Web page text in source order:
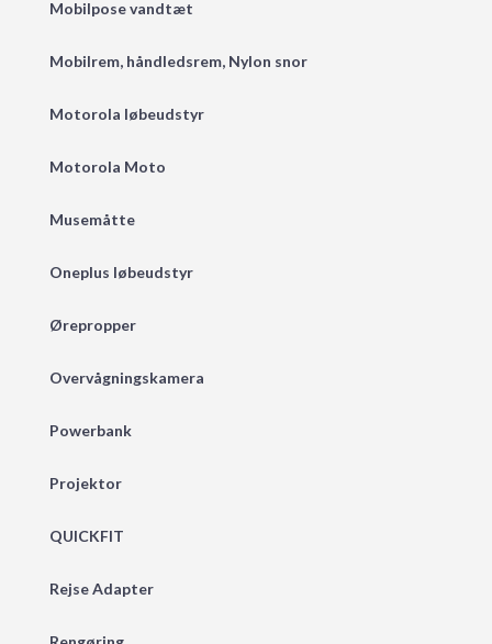
Mobilpose vandtæt
Mobilrem, håndledsrem, Nylon snor
Motorola løbeudstyr
Motorola Moto
Musemåtte
Oneplus løbeudstyr
Ørepropper
Overvågningskamera
Powerbank
Projektor
QUICKFIT
Rejse Adapter